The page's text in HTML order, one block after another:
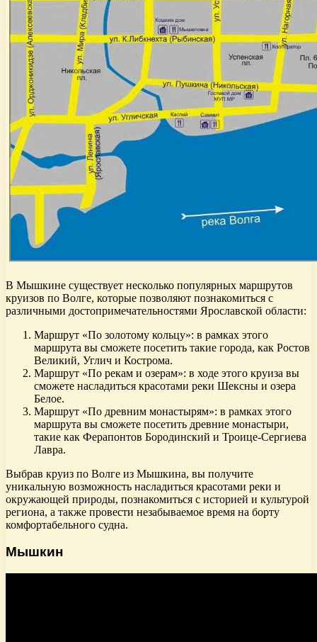
В Мышкине существует несколько популярных маршрутов
круизов по Волге, которые позволяют познакомиться с
различными достопримечательностями Ярославской области:
Маршрут «По золотому кольцу»: в рамках этого
маршрута вы сможете посетить такие города, как Ростов
Великий, Углич и Кострома.
Маршрут «По рекам и озерам»: в ходе этого круиза вы
сможете насладиться красотами реки Шексны и озера
Белое.
Маршрут «По древним монастырям»: в рамках этого
маршрута вы сможете посетить древние монастыри,
такие как Ферапонтов Бородинский и Троице-Сергиева
Лавра.
Выбрав круиз по Волге из Мышкина, вы получите
уникальную возможность насладиться красотами реки и
окружающей природы, познакомиться с историей и культурой
региона, а также провести незабываемое время на борту
комфортабельного судна.
Мышкин